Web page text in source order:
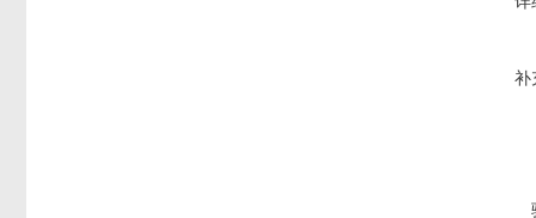
补